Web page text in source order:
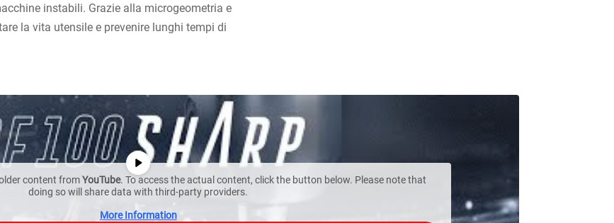
instabili. Grazie alla microgeometria e
la vita utensile e prevenire lunghi tempi di
content fromYouTube. To access the actual content, click the button below. Please note that
doing so will share data with third-party providers.
More Information